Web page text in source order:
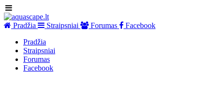
Pradžia Straipsniai Forumas
Facebook
Pradžia
Straipsniai
Forumas
Facebook